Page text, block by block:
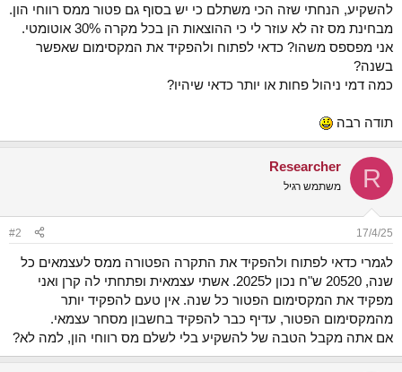
להשקיע, הנחתי שזה הכי משתלם כי יש בסוף גם פטור ממס רווחי הון.
מבחינת מס זה לא עוזר לי כי ההוצאות הן בכל מקרה 30% אוטומטי.
אני מפספס משהו? כדאי לפתוח ולהפקיד את המקסימום שאפשר
בשנה?
כמה דמי ניהול פחות או יותר כדאי שיהיו?
תודה רבה
R
Researcher
משתמש רגיל
17/4/25
#2
לגמרי כדאי לפתוח ולהפקיד את התקרה הפטורה ממס לעצמאים כל
שנה, 20520 ש"ח נכון ל2025. אשתי עצמאית ופתחתי לה קרן ואני
מפקיד את המקסימום הפטור כל שנה. אין טעם להפקיד יותר
מהמקסימום הפטור, עדיף כבר להפקיד בחשבון מסחר עצמאי.
אם אתה מקבל הטבה של להשקיע בלי לשלם מס רווחי הון, למה לא?